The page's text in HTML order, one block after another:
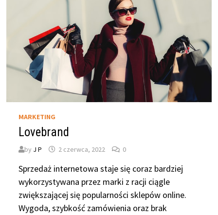
MARKETING
Lovebrand
by J P 2 czerwca, 2022 0
Sprzedaż internetowa staje się coraz bardziej
wykorzystywana przez marki z racji ciągle
zwiększającej się popularności sklepów online.
Wygoda, szybkość zamówienia oraz brak